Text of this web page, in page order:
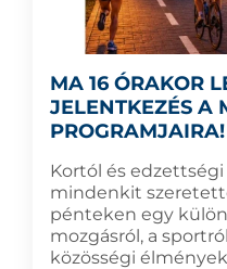
MA 16 ÓRAKOR
JELENTKEZÉS A
PROGRAMJAIRA!
Kortól és
mindenkit
pénteken egy
mozgásról, a
közösségi